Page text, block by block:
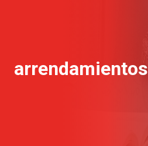
arrendamientos